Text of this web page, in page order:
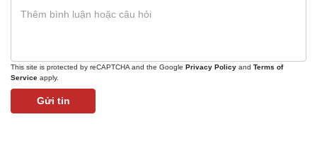
This site is protected by reCAPTCHA and the Google Privacy Policy and Terms of
Service apply.
Gửi tin